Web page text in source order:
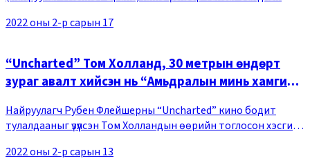
Египетийн байгалийн үзэмж, сүрдмээр
2022 оны 2-р сарын 17
“Uncharted” Том Холланд, 30 метрын өндөрт
зураг авалт хийсэн нь “Амьдралын минь хамгийн
Найруулагч Рубен Флейшерны “Uncharted” кино бодит
тулалдааныг үзүүлсэн Том Холландын өөрийн тоглосон хэсгийг
өөрчлөх эрдэнэсийг хамгийн түрүүнд ол
2022 оны 2-р сарын 13